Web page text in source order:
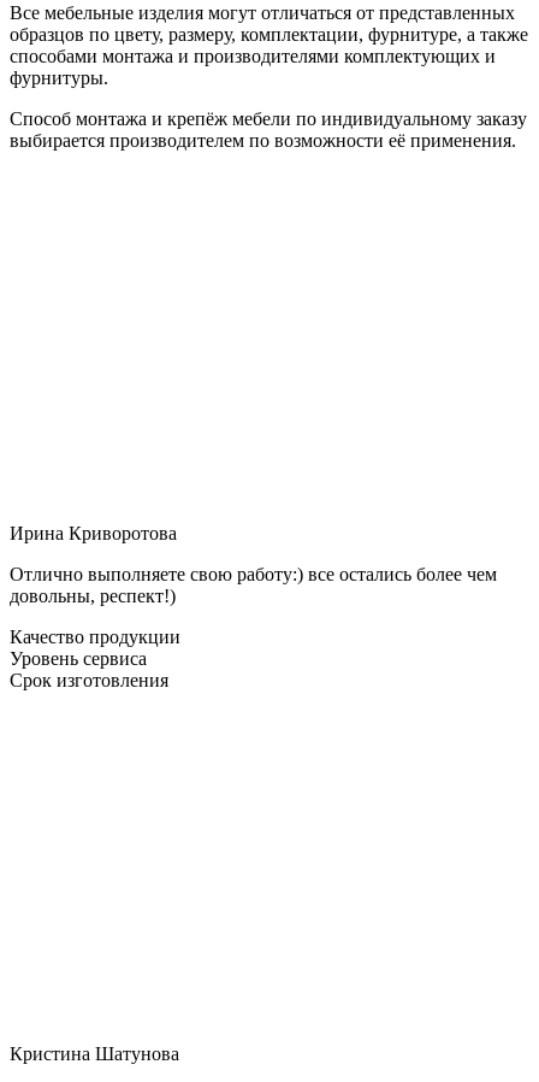
Все мебельные изделия могут отличаться от представленных
образцов по цвету, размеру, комплектации, фурнитуре, а также
способами монтажа и производителями комплектующих и
фурнитуры.
Способ монтажа и крепёж мебели по индивидуальному заказу
выбирается производителем по возможности её применения.
Ирина Криворотова
Отлично выполняете свою работу:) все остались более чем
довольны, респект!)
Качество продукции
Уровень сервиса
Срок изготовления
Кристина Шатунова